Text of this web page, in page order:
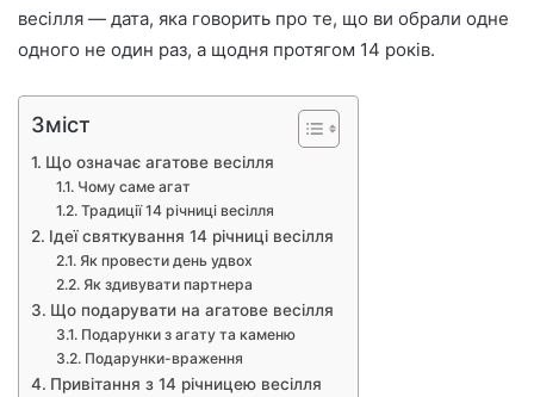
весілля — дата, яка говорить про те, що ви обрали одне
одного не один раз, а щодня протягом 14 років.
Зміст
Що означає агатове весілля
Чому саме агат
Традиції 14 річниці весілля
Ідеї святкування 14 річниці весілля
Як провести день удвох
Як здивувати партнера
Що подарувати на агатове весілля
Подарунки з агату та каменю
Подарунки-враження
Привітання з 14 річницею весілля